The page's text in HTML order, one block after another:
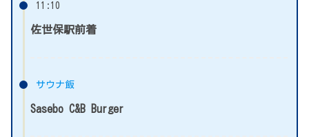
11:10
佐世保駅前着
サウナ飯
Sasebo C&B Burger